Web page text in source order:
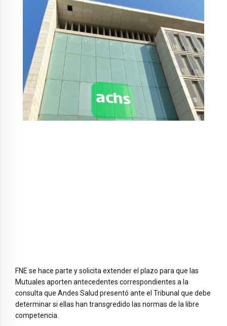
FNE se hace parte y solicita extender el plazo para que las
Mutuales aporten antecedentes correspondientes a la
consulta que Andes Salud presentó ante el Tribunal que debe
determinar si ellas han transgredido las normas de la libre
competencia.